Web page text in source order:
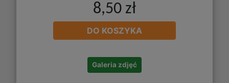
8,50 zł
DO KOSZYKA
Galeria zdjęć